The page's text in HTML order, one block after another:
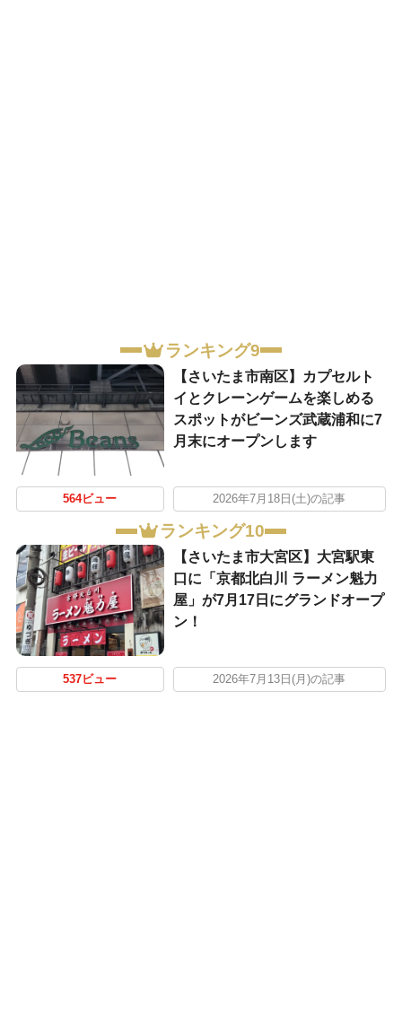
ランキング9
【さいたま市南区】カプセルト
イとクレーンゲームを楽しめる
スポットがビーンズ武蔵浦和に7
月末にオープンします
564ビュー 2026年7月18日(土)の記事
ランキング10
【さいたま市大宮区】大宮駅東
口に「京都北白川 ラーメン魁力
屋」が7月17日にグランドオープ
ン！
537ビュー 2026年7月13日(月)の記事